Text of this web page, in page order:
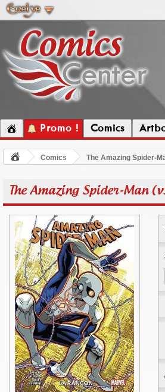
Promo ! Comics
Comics The Amazing Spider-
The Amazing Spider-Man